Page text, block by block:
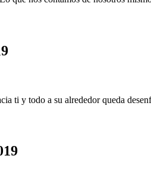
ti y todo a su alrededor queda